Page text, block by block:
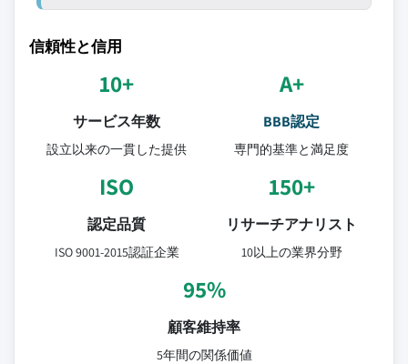
信頼性と信用
10+
サービス年数
設立以来の一貫した提供
A+
BBB認定
専門的基準と満足度
ISO
認定品質
ISO 9001-2015認証企業
150+
リサーチアナリスト
10以上の業界分野
95%
顧客維持率
5年間の関係価値